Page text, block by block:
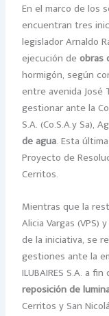
En el marco de los
encuentran tres
legislador Arnaldo
ejecución deobras
hormigón, según
entre avenida José
gestionar ante la
S.A. (Co.S.A.y Sa),
de agua. Esta
Proyecto de
Cerritos.
Mientras que la
Alicia Vargas (VPS)
de la iniciativa, se
gestiones ante la
ILUBAIRES S.A. a
reposición de
Cerritos y San